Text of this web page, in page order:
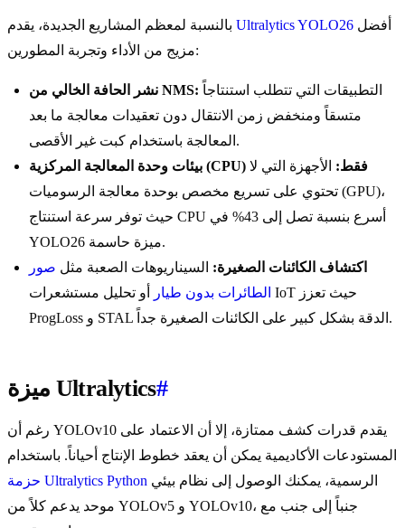
Ultralytics YOLO26
مزيج من الأداء وتجربة المطورين:
نشر الحافة الخالي من NMS:
متسقاً ومنخفض زمن الانتقال دون تعقيدات معالجة ما بعد
المعالجة باستخدام كبت غير الأقصى.
بيئات وحدة المعالجة المركزية (CPU) فقط: الأجهزة التي لا
تحتوي على تسريع مخصص بوحدة معالجة الرسوميات (GPU)،
حيث توفر سرعة استنتاج CPU أسرع بنسبة تصل إلى 43% في
YOLO26 ميزة حاسمة.
اكتشاف الكائنات الصغيرة: السيناريوهات الصعبة مثل صور
الطائرات بدون طيار
أو تحليل مستشعرات IoT حيث تعزز
ProgLoss و STAL الدقة بشكل كبير على الكائنات الصغيرة جداً.
ميزة Ultralytics#
رغم أن YOLOv10 يقدم قدرات كشف ممتازة، إلا أن الاعتماد على
المستودعات الأكاديمية يمكن أن يعقد خطوط الإنتاج أحياناً. باستخدام
حزمة Ultralytics Python
موحد يدعم كلاً من YOLOv5 و YOLOv10، جنباً إلى جنب مع